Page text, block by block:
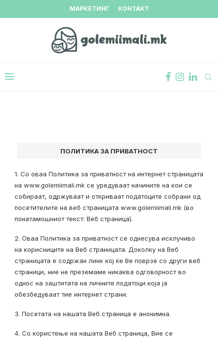
МАРКЕТИНГ КОНТАКТ
ПОЛИТИКА ЗА ПРИВАТНОСТ
1. Со оваа Политика за приватност на интернет страницата
на www.golemiimali.mk се уредуваат начините на кои се
собираат, одржуваат и откриваат податоците собрани од
посетителите на веб страницата www.golemiimali.mk (во
понатамошниот текст: Веб страница).
2. Оваа Политика за приватност се однесува исклучиво
на корисниците на Веб страницата. Доколку на Веб
страницата е содржан линк кој ќе Ве поврзе со други веб
страници, ние не преземаме никаква одговорност во
однос на заштитата на личните податоци која ја
обезбедуваат тие интернет страни.
3. Посетата на нашата Веб страница e анонимна.
4. Со користење на нашата Веб страница, Вие се